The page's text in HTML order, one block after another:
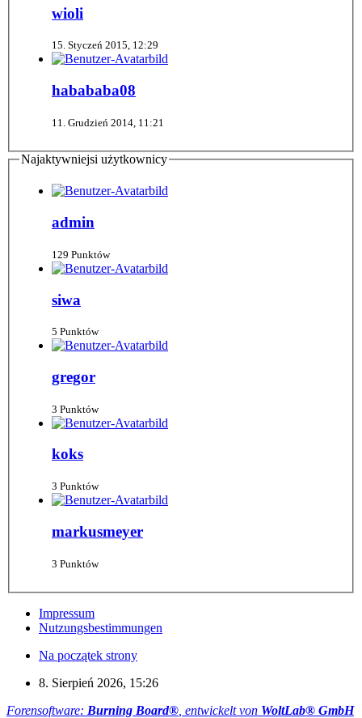
wioli
15. Styczeń 2015, 12:29
habababa08
11. Grudzień 2014, 11:21
Najaktywniejsi użytkownicy
admin
129 Punktów
siwa
5 Punktów
gregor
3 Punktów
koks
3 Punktów
markusmeyer
3 Punktów
Impressum
Nutzungsbestimmungen
Na początek strony
8. Sierpień 2026, 15:26
Forensoftware: Burning Board® , entwickelt von WoltLab® GmbH